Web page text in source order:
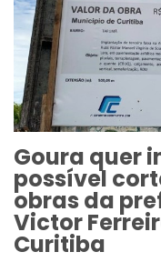
Goura quer
possível
obras da
Victor
Curitiba